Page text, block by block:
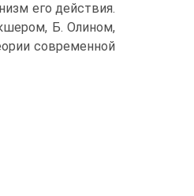
его действия.
Б. Олином,
современной